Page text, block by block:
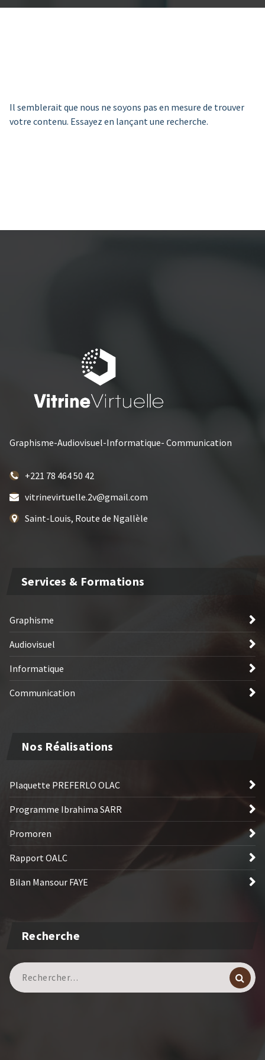
Il semblerait que nous ne soyons pas en mesure de trouver
votre contenu. Essayez en lançant une recherche.
Graphisme-Audiovisuel-Informatique- Communication
+221 78 464 50 42
vitrinevirtuelle.2v@gmail.com
Saint-Louis, Route de Ngallèle
Services & Formations
Graphisme
Audiovisuel
Informatique
Communication
Nos Réalisations
Plaquette PREFERLO OLAC
Programme Ibrahima SARR
Promoren
Rapport OALC
Bilan Mansour FAYE
Recherche
Recherche
pour :